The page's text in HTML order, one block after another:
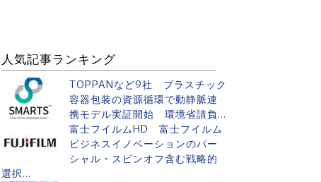
人気記事ランキング
TOPPANなど9社 プラスチック
容器包装の資源循環で動静脈連
携モデル実証開始 環境省請負...
富士フイルムHD 富士フイルム
ビジネスイノベーションのパー
シャル・スピンオフ含む戦略的
選択...